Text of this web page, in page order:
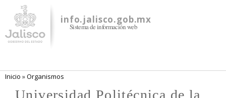
contenido
principal
info.jalisco.gob.mx
Sistema de información web
Se encuentra usted aquí
Inicio »Organismos
Universidad Politécnica de la